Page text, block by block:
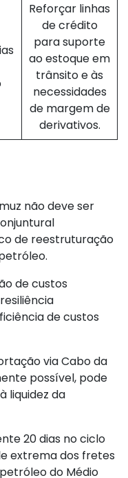
Reforçar linhas
de crédito
para suporte
ao estoque em
trânsito e às
necessidades
de margem de
derivativos.
não deve ser
de reestruturação
de custos
de custos
via Cabo da
possível, pode
liquidez da
20 dias no ciclo
extrema dos fretes
do Médio